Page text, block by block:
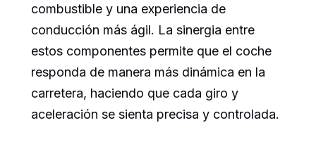
combustible y una experiencia de
conducción más ágil. La sinergia entre
estos componentes permite que el coche
responda de manera más dinámica en la
carretera, haciendo que cada giro y
aceleración se sienta precisa y controlada.